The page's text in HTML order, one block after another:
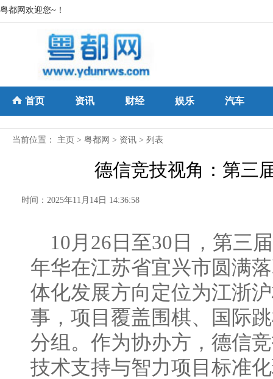
粤都网欢迎您~！
首页 资讯 财经 娱乐 汽车
当前位置： 主页 > 粤都网 > 资讯 > 列表
德信竞技视角：第三
时间：2025年11月14日 14:36:58
10月26日至30日，第三
年华在江苏省宜兴市圆满
体化发展方向定位为江浙
事，项目覆盖围棋、国际
分组。作为协办方，德信
技术支持与智力项目标准